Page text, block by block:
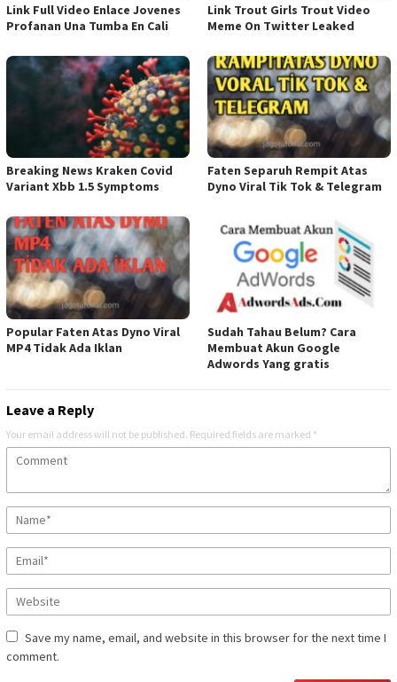
Link Full Video Enlace Jovenes
Profanan Una Tumba En Cali
Link Trout Girls Trout Video
Meme On Twitter Leaked
Breaking News Kraken Covid
Variant Xbb 1.5 Symptoms
Faten Separuh Rempit Atas
Dyno Viral Tik Tok & Telegram
Popular Faten Atas Dyno Viral
MP4 Tidak Ada Iklan
Sudah Tahau Belum? Cara
Membuat Akun Google
Adwords Yang gratis
Leave a Reply
Your email address will not be published. Required fields are marked *
Save my name, email, and website in this browser for the next time I
comment.